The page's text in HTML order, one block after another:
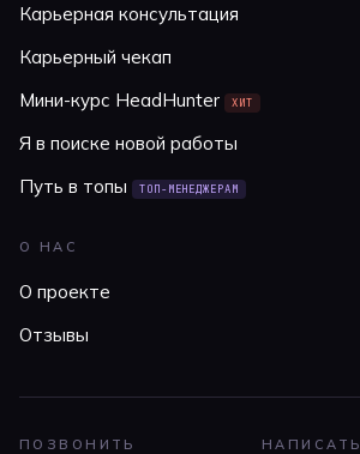
Карьерная консультация
Карьерный чекап
Мини-курс HeadHunter
ХИТ
Я в поиске новой работы
Путь в топы
ТОП-МЕНЕДЖЕРАМ
О НАС
О проекте
Отзывы
ПОЗВОНИТЬ НАПИСАТЬ